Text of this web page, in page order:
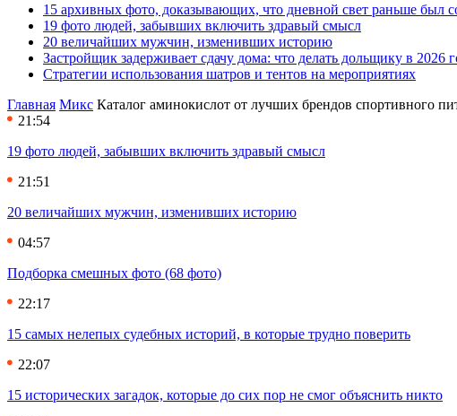
15 архивных фото, доказывающих, что дневной свет раньше был
19 фото людей, забывших включить здравый смысл
20 величайших мужчин, изменивших историю
Застройщик задерживает сдачу дома: что делать дольщику в 2026
Стратегии использования шатров и тентов на мероприятиях
Главная Микс Каталог аминокислот от лучших брендов спортивного
21:54
19 фото людей, забывших включить здравый смысл
21:51
20 величайших мужчин, изменивших историю
04:57
Подборка смешных фото (68 фото)
22:17
15 самых нелепых судебных историй, в которые трудно поверить
22:07
15 исторических загадок, которые до сих пор не смог объяснить никто